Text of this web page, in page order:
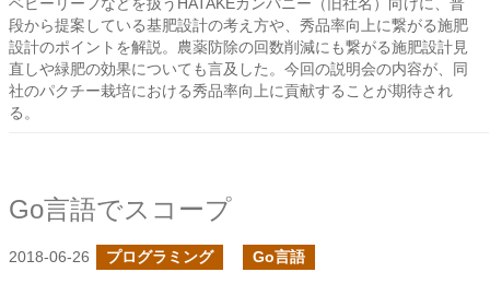
段から提案している基肥設計の考え方や、秀品率向上に繋がる施肥
設計のポイントを解説。農薬防除の回数削減にも繋がる施肥設計見
直しや緑肥の効果についても言及した。今回の説明会の内容が、同
社のパクチー栽培における秀品率向上に貢献することが期待され
る。
Go言語でスコープ
2018-06-26 プログラミング Go言語